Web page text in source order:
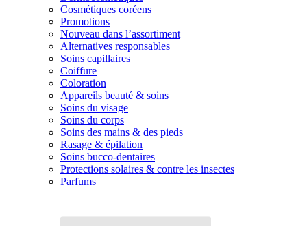
Cosmétiques coréens
Promotions
Nouveau dans l’assortiment
Alternatives responsables
Soins capillaires
Coiffure
Coloration
Appareils beauté & soins
Soins du visage
Soins du corps
Soins des mains & des pieds
Rasage & épilation
Soins bucco-dentaires
Protections solaires & contre les insectes
Parfums